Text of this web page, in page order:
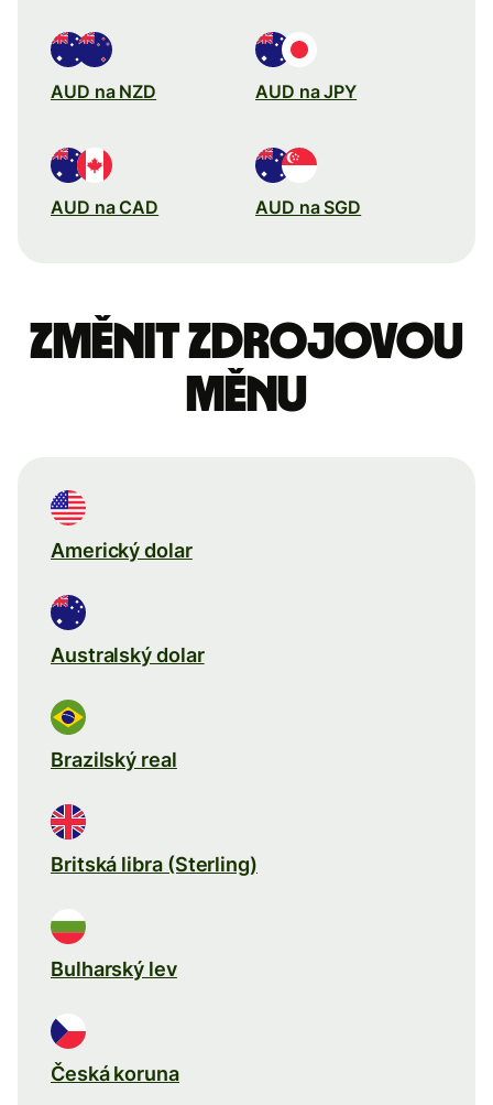
AUD na NZD AUD na JPY
AUD na CAD AUD na SGD
Změnit zdrojovou
měnu
Americký dolar
Australský dolar
Brazilský real
Britská libra (Sterling)
Bulharský lev
Česká koruna